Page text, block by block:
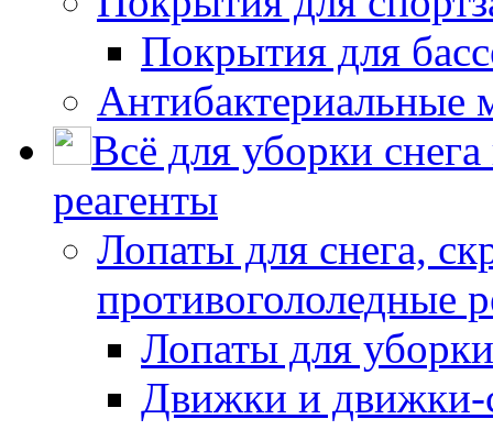
Покрытия для
Антибактериальные
Всё для уборки
реагенты
Лопаты для снега,
противогололедные
Лопаты для
Движки и движки-